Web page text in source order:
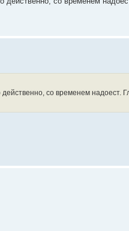
со временем надоест.